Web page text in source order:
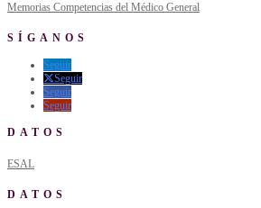
Memorias Competencias del Médico General
SÍGANOS
Seguir
Seguir
Seguir
Seguir
DATOS
ESAL
DATOS